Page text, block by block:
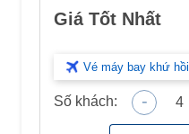
Giá Tốt Nhất
Vé máy bay khứ hồi
Số khách: - 4